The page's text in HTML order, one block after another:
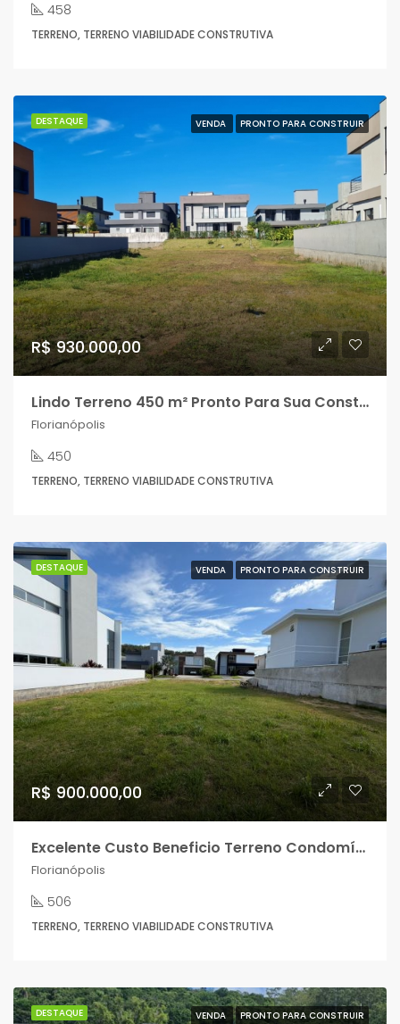
458
TERRENO, TERRENO VIABILIDADE CONSTRUTIVA
DESTAQUE VENDA PRONTO PARA CONSTRUIR
R$ 930.000,00
Lindo Terreno 450 m² Pronto Para Sua Construção Condomínio Fechado!
Florianópolis
450
TERRENO, TERRENO VIABILIDADE CONSTRUTIVA
DESTAQUE VENDA PRONTO PARA CONSTRUIR
R$ 900.000,00
Excelente Custo Beneficio Terreno Condomínio Fechado 506,15 m²!
Florianópolis
506
TERRENO, TERRENO VIABILIDADE CONSTRUTIVA
DESTAQUE VENDA PRONTO PARA CONSTRUIR